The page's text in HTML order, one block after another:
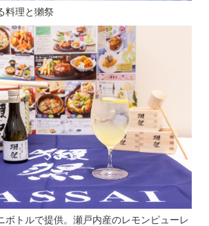
料理と獺祭
ボトルで提供。瀬戸内産のレモンピューレ